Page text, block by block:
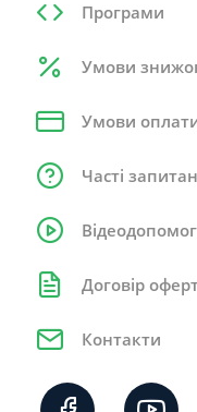
Програми
Умови
Умови
Часті
Договір
Контакти